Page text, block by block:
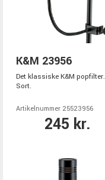
K&M 23956
Det klassiske K&M popfilter.
Sort.
Artikelnummer 25523956
245 kr.